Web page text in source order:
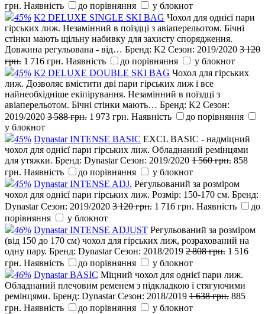
грн. Наявність до порівняння
у блокнот
45% K2 DELUXE SINGLE SKI BAG Чохол для однієї пари
гірських лиж. Незамінний в поїздці з авіаперельотом. Бічні
стінки мають щільну набивку для захисту спорядження.
Довжина регульована - від… Бренд: K2 Сезон: 2019/2020 3 120
грн. 1 716 грн. Наявність до порівняння
у блокнот
45% K2 DELUXE DOUBLE SKI BAG Чохол для гірських
лиж. Дозволяє вмістити дві пари гірських лиж і все
найнеобхідніше екіпірування. Незамінний в поїздці з
авіаперельотом. Бічні стінки мають… Бренд: K2 Сезон:
2019/2020 3 588 грн. 1 973 грн. Наявність
до порівняння
у блокнот
45% Dynastar INTENSE BASIC EXCL BASIC - надміцний
чохол для однієї пари гірських лиж. Обладнаний ремінцями
для утяжки. Бренд: Dynastar Сезон: 2019/2020 1 560 грн. 858
грн. Наявність до порівняння
у блокнот
45% Dynastar INTENSE ADJ. Регульований за розміром
чохол для однієї пари гірських лиж. Розмір: 150-170 см. Бренд:
Dynastar Сезон: 2019/2020 3 120 грн. 1 716 грн. Наявність
до
порівняння
у блокнот
46% Dynastar INTENSE ADJUST Регульований за розміром
(від 150 до 170 см) чохол для гірських лиж, розрахований на
одну пару. Бренд: Dynastar Сезон: 2018/2019 2 808 грн. 1 516
грн. Наявність до порівняння
у блокнот
46% Dynastar BASIC Міцний чохол для однієї пари лиж.
Обладнаний плечовим ременем з підкладкою і стягуючими
ремінцями. Бренд: Dynastar Сезон: 2018/2019 1 638 грн. 885
грн. Наявність до порівняння
у блокнот